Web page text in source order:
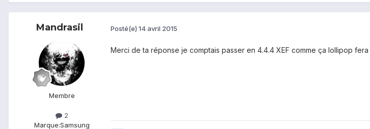
Mandrasil
Membre
2
Marque:Samsung
Posté(e) 14 avril 2015
Merci de ta réponse je comptais passer en 4.4.4 XEF comme ça lollipop fera